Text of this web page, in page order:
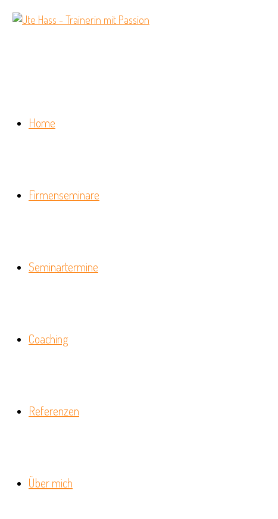
Home
Firmenseminare
Seminartermine
Coaching
Referenzen
Über mich